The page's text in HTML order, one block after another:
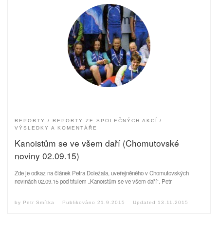
REPORTY
REPORTY ZE SPOLEČNÝCH AKCÍ
VÝSLEDKY A KOMENTÁŘE
Kanoistům se ve všem daří (Chomutovské
noviny 02.09.15)
Zde je odkaz na článek Petra Doležala, uveřejněného v Chomutovských
novinách 02.09.15 pod titulem „Kanoistům se ve všem daří“. Petr
by Petr Smítka Publikováno 21.9.2015 Updated 13.11.2015